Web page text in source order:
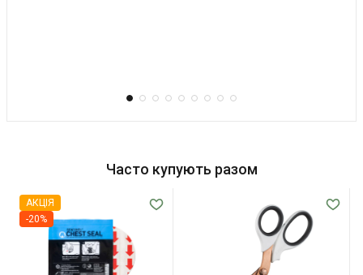
Часто купують разом
АКЦІЯ
-20%